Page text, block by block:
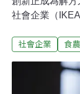
社會企業（
結合國際資源
本月28日在「
社會企業 食